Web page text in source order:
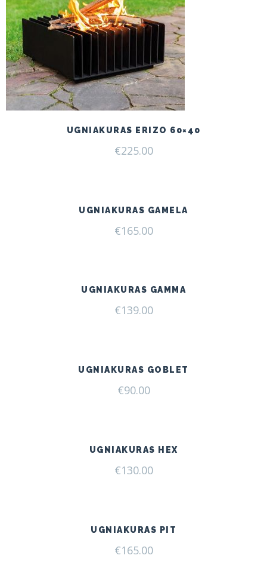
UGNIAKURAS ERIZO 60×40
€225.00
UGNIAKURAS GAMELA
€165.00
UGNIAKURAS GAMMA
€139.00
UGNIAKURAS GOBLET
€90.00
UGNIAKURAS HEX
€130.00
UGNIAKURAS PIT
€165.00